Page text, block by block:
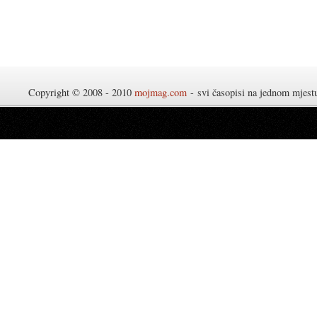
Copyright © 2008 - 2010 mojmag.com - svi časopisi na jednom